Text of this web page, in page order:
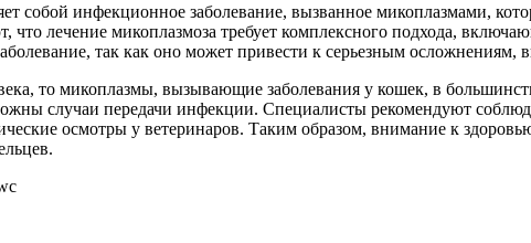
собой инфекционное заболевание, вызванное микоплазмами,
что лечение микоплазмоза требует комплексного подхода,
так как оно может привести к серьезным
то микоплазмы, вызывающие заболевания у кошек, в
случаи передачи инфекции. Специалисты рекомендуют
осмотры у ветеринаров. Таким образом, внимание к